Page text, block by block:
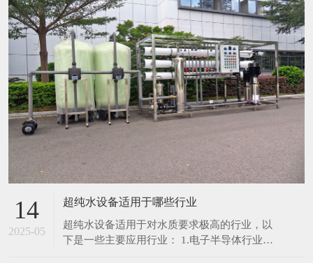
14
2025-05
超纯水设备适用于哪些行业
超纯水设备适用于对水质要求极高的行业，以
下是一些主要应用行业： 1.电子半导体行业：